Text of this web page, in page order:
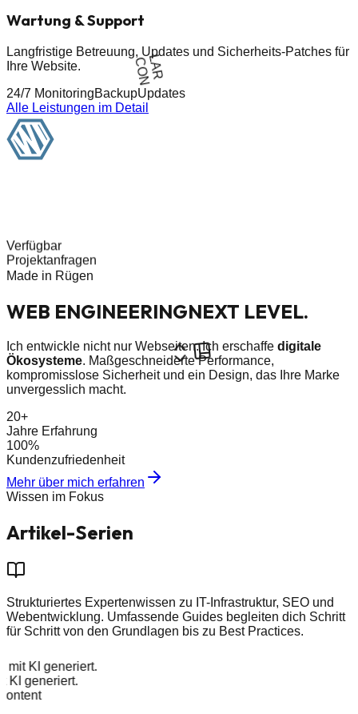
Wartung & Support
Langfristige Betreuung, Updates und Sicherheits-Patches für
Ihre Website.
24/7 MonitoringBackupUpdates
Alle Leistungen im Detail
Verfügbar
Projektanfragen
Made in Rügen
WEB ENGINEERINGNEXT LEVEL.
Ich entwickle nicht nur Webseiten. Ich erschaffe digitale
Ökosysteme. Maßgeschneiderte Performance,
kompromisslose Sicherheit und ein Design, das Ihre Marke
unvergesslich macht.
20+
Jahre Erfahrung
100%
Kundenzufriedenheit
Mehr über mich erfahren
Wissen im Fokus
Artikel-Serien
Strukturiertes Expertenwissen zu IT-Infrastruktur, SEO und
Webentwicklung. Umfassende Guides begleiten dich Schritt
für Schritt von den Grundlagen bis zu Best Practices.
mit KI generiert.
KI generiert.